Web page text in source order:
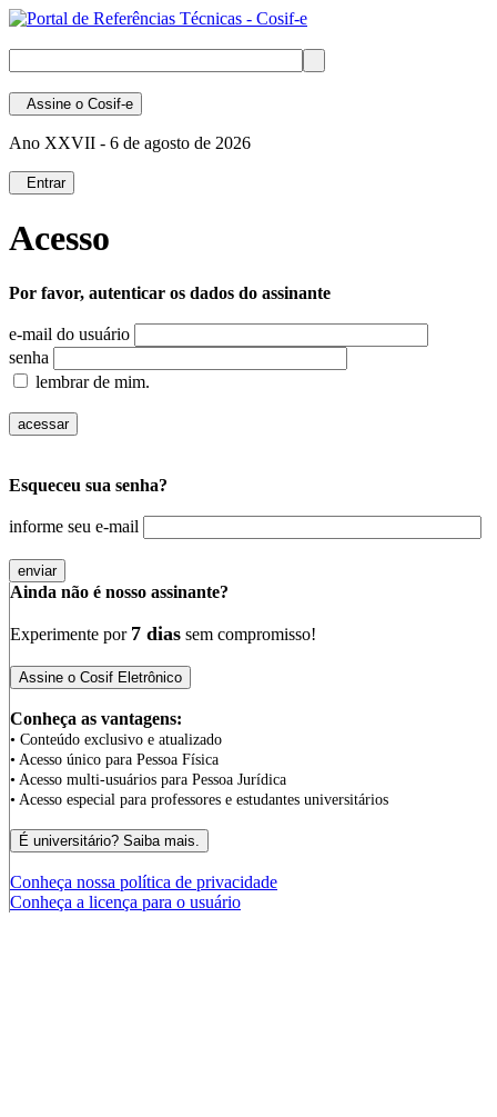
Assine o Cosif-e
Ano XXVII - 6 de agosto de 2026
Entrar
Acesso
Por favor, autenticar os dados do assinante
e-mail do usuário
senha
lembrar de mim.
Esqueceu sua senha?
informe seu e-mail
Ainda não é nosso assinante?
Experimente por 7 dias sem compromisso!
Conheça as vantagens:
• Conteúdo exclusivo e atualizado
• Acesso único para Pessoa Física
• Acesso multi-usuários para Pessoa Jurídica
• Acesso especial para professores e estudantes universitários
Conheça nossa política de privacidade
Conheça a licença para o usuário